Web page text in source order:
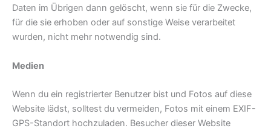
Daten im Übrigen dann gelöscht, wenn sie für die Zwecke,
für die sie erhoben oder auf sonstige Weise verarbeitet
wurden, nicht mehr notwendig sind.
Medien
Wenn du ein registrierter Benutzer bist und Fotos auf diese
Website lädst, solltest du vermeiden, Fotos mit einem EXIF-
GPS-Standort hochzuladen. Besucher dieser Website